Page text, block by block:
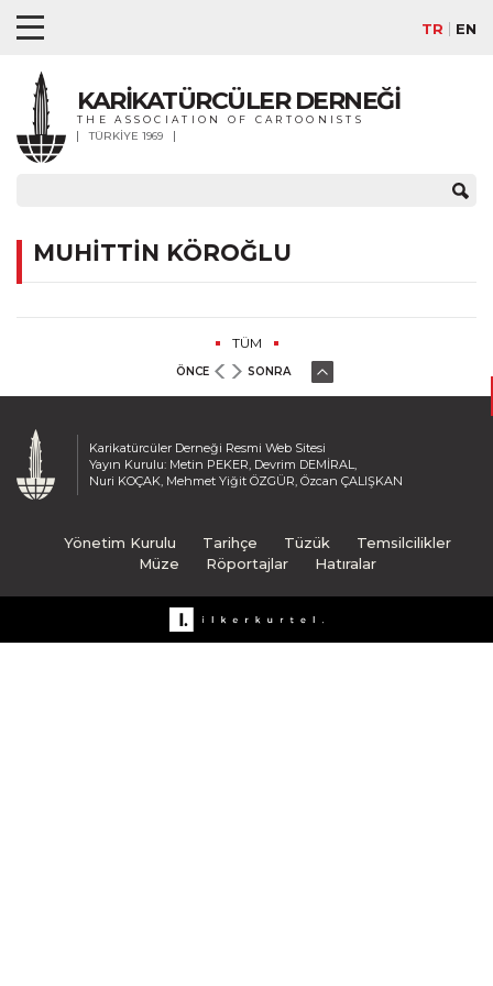
TR EN
KARİKATÜRCÜLER DERNEĞİ
THE ASSOCIATION OF CARTOONISTS
TÜRKİYE 1969
MUHİTTİN KÖROĞLU
TÜM
ÖNCE SONRA
Karikatürcüler Derneği Resmi Web Sitesi
Yayın Kurulu: Metin PEKER, Devrim DEMİRAL,
Nuri KOÇAK, Mehmet Yiğit ÖZGÜR, Özcan ÇALIŞKAN
Yönetim Kurulu Tarihçe Tüzük
Temsilcilikler
Müze
Röportajlar Hatıralar